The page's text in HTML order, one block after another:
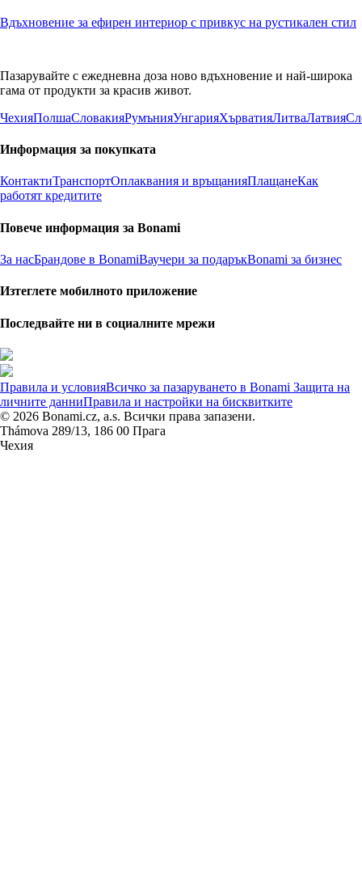
Вдъхновение за ефирен интериор с привкус на рустикален стил
Пазарувайте с ежедневна доза ново вдъхновение и най-широка
гама от продукти за красив живот.
ЧехияПолшаСловакияРумънияУнгарияХърватияЛитваЛатвия
Информация за покупката
КонтактиТранспортОплаквания и връщанияПлащанеКак
работят кредитите
Повече информация за Bonami
За насБрандове в BonamiВаучери за подаръкBonami за бизнес
Изтеглете мобилното приложение
Последвайте ни в социалните мрежи
Правила и условияВсичко за пазаруването в Bonami Защита на
личните данниПравила и настройки на бисквитките
© 2026 Bonami.cz, a.s. Всички права запазени.
Thámova 289/13, 186 00 Прага
Чехия